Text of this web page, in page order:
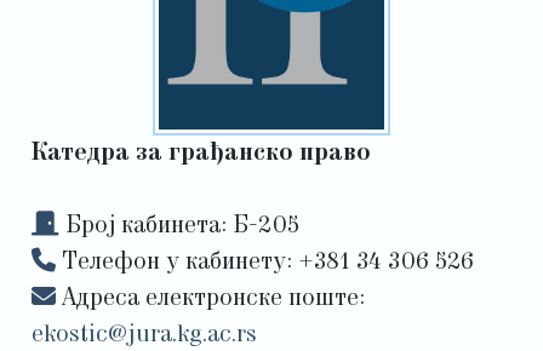
Катедра за грађанско право
Број кабинета: Б-205
Tелефон у кабинету: +381 34 306 526
Адреса електронске поште:
ekostic@jura.kg.ac.rs